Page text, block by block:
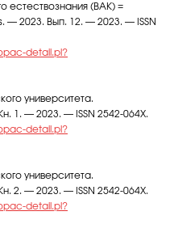
естествознания (ВАК) =
— 2023. Вып. 12. — 2023. — ISSN
detail.pl?
университета.
1. — 2023. — ISSN 2542-064X.
detail.pl?
университета.
2. — 2023. — ISSN 2542-064X.
detail.pl?